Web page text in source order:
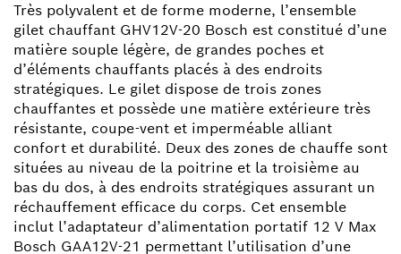
Très polyvalent et de forme moderne, l’ensemble
gilet chauffant GHV12V-20 Bosch est constitué d’une
matière souple légère, de grandes poches et
d’éléments chauffants placés à des endroits
stratégiques. Le gilet dispose de trois zones
chauffantes et possède une matière extérieure très
résistante, coupe-vent et imperméable alliant
confort et durabilité. Deux des zones de chauffe sont
situées au niveau de la poitrine et la troisième au
bas du dos, à des endroits stratégiques assurant un
réchauffement efficace du corps. Cet ensemble
inclut l’adaptateur d’alimentation portatif 12 V Max
Bosch GAA12V-21 permettant l’utilisation d’une